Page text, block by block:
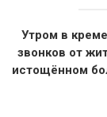
Утром в
звонков от
истощённом